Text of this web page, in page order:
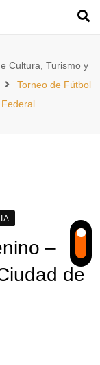
Cultura, Turismo y
Torneo de Fútbol
–
de